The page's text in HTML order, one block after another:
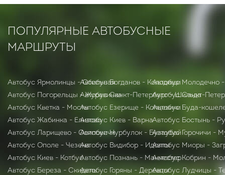
ПОПУЛЯРНЫЕ АВТОБУСНЫЕ
МАРШРУТЫ
Автобус Ярмолинцы - Обильная
Автобус Погорельцы - Журавинка
Автобус Кветка - Мосты
Автобус Жабинка - Елизово
Автобус Ларищево - Осиповичи
Автобус Ополе - Чезена
Автобус Киев - Котбус
Автобус Бepeзa - Скидель
Автобус Богданов - Колодищи
Автобус Санкт-Петербург - Шильда
Автобус Езерище - Копцевичи
Автобус Киев - Варна
Автобус Нурбулок - Бузаубай
Автобус Видибор - Идолты
Автобус Познань - Манчестер
Автобус Горяны - Деревцы
Автобус Молодечно -
Автобус Санкт-
Автобус Буда-
Автобус Бостынь -
Автобус Горочичи -
Автобус Миоры -
Автобус Кобрин -
Автобус Лудчицы -